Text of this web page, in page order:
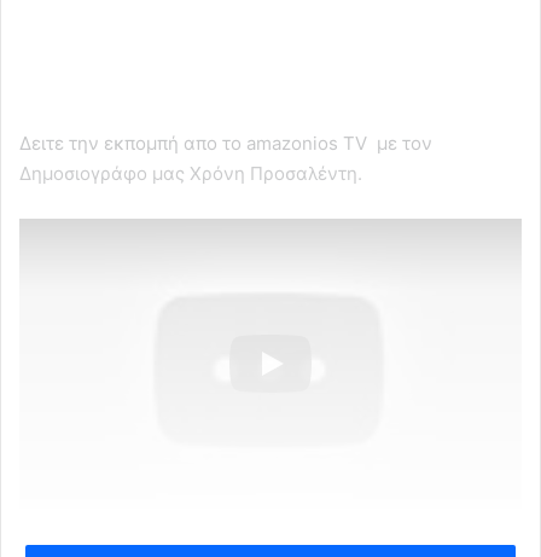
Δειτε την εκπομπή απο το amazonios TV με τον
Δημοσιογράφο μας Χρόνη Προσαλέντη.